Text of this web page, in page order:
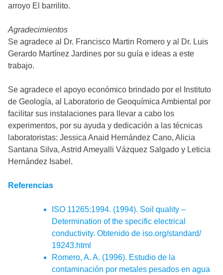
arroyo El barrilito.
Agradecimientos
Se agradece al Dr. Francisco Martin Romero y al Dr. Luis
Gerardo Martínez Jardines por su guía e ideas a este
trabajo.
Se agradece el apoyo económico brindado por el Instituto
de Geología, al Laboratorio de Geoquímica Ambiental por
facilitar sus instalaciones para llevar a cabo los
experimentos, por su ayuda y dedicación a las técnicas
laboratoristas: Jessica Anaid Hernández Cano, Alicia
Santana Silva, Astrid Ameyalli Vázquez Salgado y Leticia
Hernández Isabel.
Referencias
ISO 11265:1994. (1994). Soil quality –
Determination of the specific electrical
conductivity. Obtenido de iso.org/standard/
19243.html
Romero, A. A. (1996). Estudio de la
contaminación por metales pesados en agua